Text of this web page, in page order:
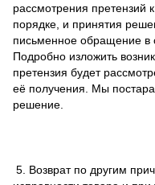
рассмотрения претензий
порядке, и принятия
письменное обращение в
Подробно изложить
претензия будет
её получения. Мы
решение.
5. Возврат по другим